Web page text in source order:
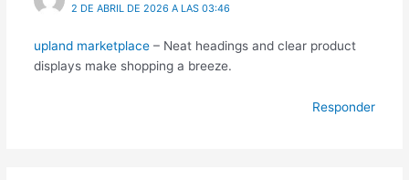
2 DE ABRIL DE 2026 A LAS 03:46
upland marketplace– Neat headings and clear product
displays make shopping a breeze.
Responder